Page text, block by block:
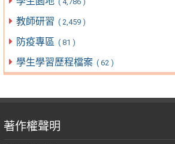
教師研習 ( 2,459 )
防疫專區 ( 81 )
學生學習歷程檔案 ( 62 )
著作權聲明